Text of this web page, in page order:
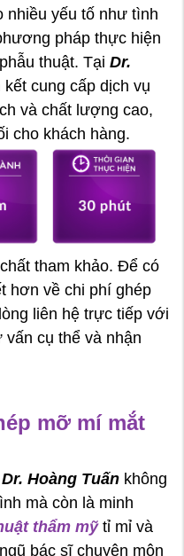
nhiều yếu tố như tình
pháp thực hiện
thuật. Tại Dr.
cung cấp dịch vụ
và chất lượng cao,
cho khách hàng.
tham khảo. Để có
hơn về chi phí ghép
liên hệ trực tiếp với
cụ thể và nhận
mỡ mí mắt
Dr. Hoàng Tuấn không
mà còn là minh
thẩm mỹtỉ mỉ và
bác sĩ chuyên môn